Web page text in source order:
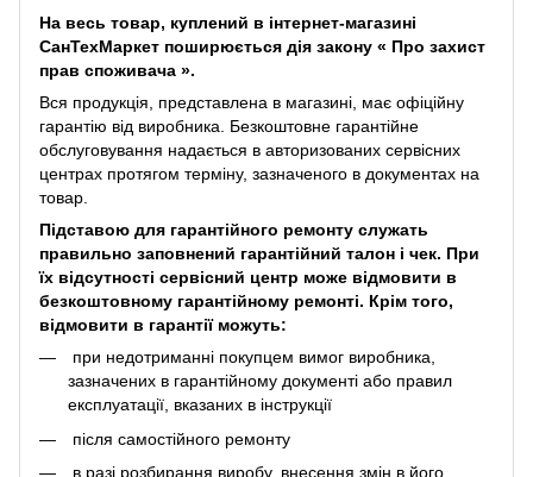
На весь товар, куплений в інтернет-магазині
СанТехМаркет поширюється дія закону « Про захист
прав споживача ».
Вся продукція, представлена ​​в магазині, має офіційну
гарантію від виробника. Безкоштовне гарантійне
обслуговування надається в авторизованих сервісних
центрах протягом терміну, зазначеного в документах на
товар.
Підставою для гарантійного ремонту служать
правильно заповнений гарантійний талон і чек. При
їх відсутності сервісний центр може відмовити в
безкоштовному гарантійному ремонті. Крім того,
відмовити в гарантії можуть:
при недотриманні покупцем вимог виробника,
зазначених в гарантійному документі або правил
експлуатації, вказаних в інструкції
після самостійного ремонту
в разі розбирання виробу, внесення змін в його